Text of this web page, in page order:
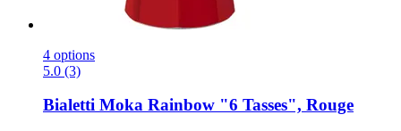
4 options
5.0 (3)
Bialetti Moka Rainbow "6 Tasses", Rouge